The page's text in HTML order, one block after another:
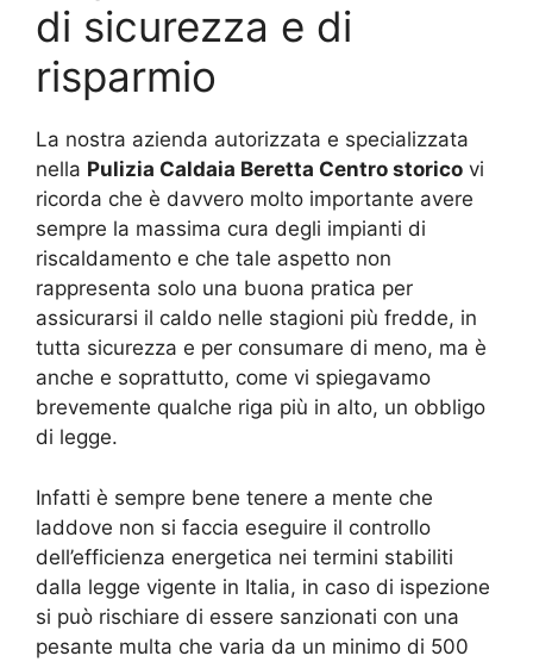
di sicurezza e di
risparmio
La nostra azienda autorizzata e specializzata
nella Pulizia Caldaia Beretta Centro storico vi
ricorda che è davvero molto importante avere
sempre la massima cura degli impianti di
riscaldamento e che tale aspetto non
rappresenta solo una buona pratica per
assicurarsi il caldo nelle stagioni più fredde, in
tutta sicurezza e per consumare di meno, ma è
anche e soprattutto, come vi spiegavamo
brevemente qualche riga più in alto, un obbligo
di legge.
Infatti è sempre bene tenere a mente che
laddove non si faccia eseguire il controllo
dell’efficienza energetica nei termini stabiliti
dalla legge vigente in Italia, in caso di ispezione
si può rischiare di essere sanzionati con una
pesante multa che varia da un minimo di 500